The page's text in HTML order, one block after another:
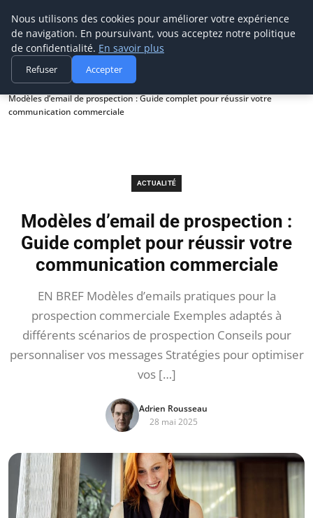
Prospection Pro
Accueil
Actualité
Modèles d’email de prospection : Guide complet pour réussir votre
communication commerciale
ACTUALITÉ
Modèles d’email de prospection :
Guide complet pour réussir votre
communication commerciale
EN BREF Modèles d’emails pratiques pour la
prospection commerciale Exemples adaptés à
différents scénarios de prospection Conseils pour
personnaliser vos messages Stratégies pour optimiser
vos […]
Adrien Rousseau
28 mai 2025
Nous utilisons des cookies pour améliorer votre expérience
de navigation. En poursuivant, vous acceptez notre politique
de confidentialité. En savoir plus
Refuser Accepter